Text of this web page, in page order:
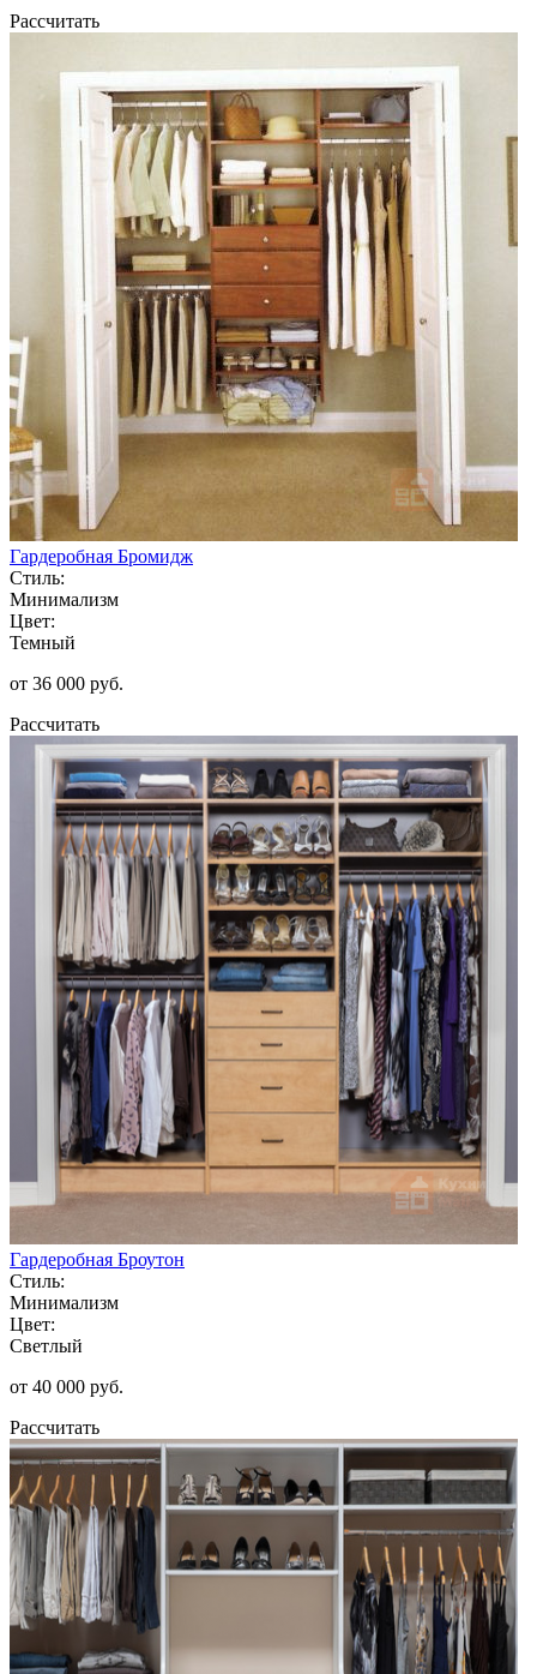
Рассчитать
Гардеробная Бромидж
Стиль:
Минимализм
Цвет:
Темный
от 36 000 руб.
Рассчитать
Гардеробная Броутон
Стиль:
Минимализм
Цвет:
Светлый
от 40 000 руб.
Рассчитать